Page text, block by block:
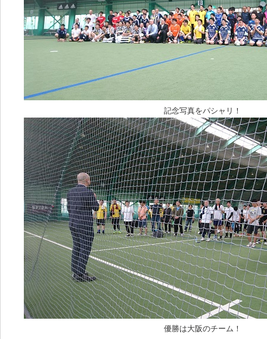
記念写真をパシャリ！
優勝は大阪のチーム！